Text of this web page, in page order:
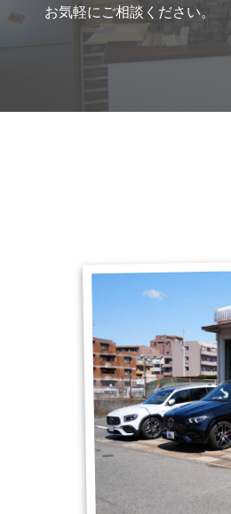
お気軽にご相談ください。